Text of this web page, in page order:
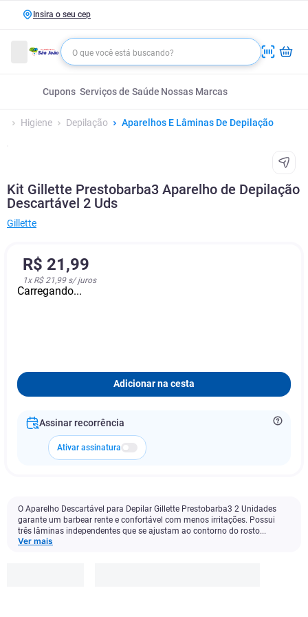
Insira o seu cep
Cupons Serviços de Saúde Nossas Marcas
Higiene Depilação Aparelhos E Lâminas De Depilação
Kit Gillette Prestobarba3 Aparelho de Depilação
Descartável 2 Uds
Gillette
R$ 21,99
1x R$ 21,99s/ juros
Carregando...
Adicionar na cesta
Assinar recorrência
Ativar assinatura
O Aparelho Descartável para Depilar Gillette Prestobarba3 2 Unidades
garante um barbear rente e confortável com menos irritações. Possui
três lâminas independentes que se ajustam ao contorno do rosto...
Ver mais